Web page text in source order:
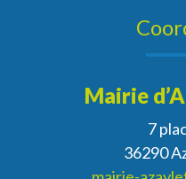
Mairie
7
36290